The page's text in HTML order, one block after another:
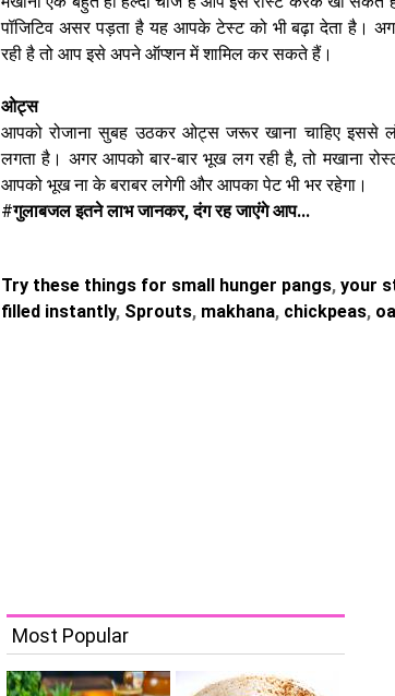
पॉजिटिव असर पड़ता है यह आपके टेस्ट को भी बढ़ा देता है।
रही है तो आप इसे अपने ऑप्शन में शामिल कर सकते हैं।
ओट्स
आपको रोजाना सुबह उठकर ओट्स जरूर खाना चाहिए
लगता है। अगर आपको बार-बार भूख लग रही है, तो मखाना
आपको भूख ना के बराबर लगेगी और आपका पेट भी भर रहेगा।
#गुलाबजल इतने लाभ जानकर, दंग रह जाएंगे आप...
Try these things for small hunger pangs, your
filled instantly, Sprouts, makhana, chickpeas,
Most Popular